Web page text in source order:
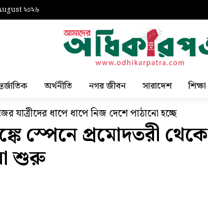
২০২৬
অর্থনীতি নগর জীবন সারাদেশ শিক্ষা
ধাপে ধাপে নিজ দেশে পাঠানো হচ্ছে
স্পেনে প্রমোদতরী থেকে
শুরু